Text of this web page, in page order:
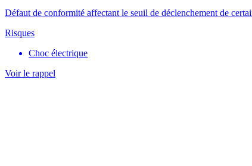
Défaut de conformité affectant le seuil de déclenchement de
Risques
Choc électrique
Voir le rappel